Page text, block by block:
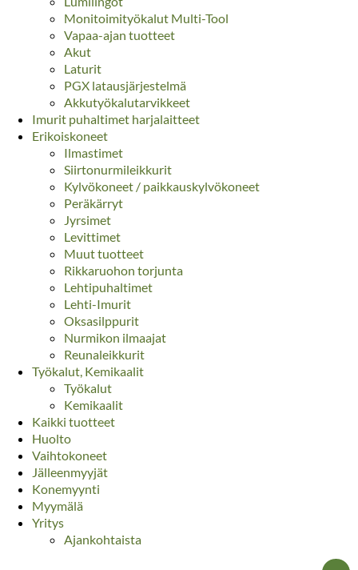
Monitoimityökalut Multi-Tool
Vapaa-ajan tuotteet
Akut
Laturit
PGX latausjärjestelmä
Akkutyökalutarvikkeet
Imurit puhaltimet harjalaitteet
Erikoiskoneet
Ilmastimet
Siirtonurmileikkurit
Kylvökoneet / paikkauskylvökoneet
Peräkärryt
Jyrsimet
Levittimet
Muut tuotteet
Rikkaruohon torjunta
Lehtipuhaltimet
Lehti-Imurit
Oksasilppurit
Nurmikon ilmaajat
Reunaleikkurit
Työkalut, Kemikaalit
Työkalut
Kemikaalit
Kaikki tuotteet
Huolto
Vaihtokoneet
Jälleenmyyjät
Konemyynti
Myymälä
Yritys
Ajankohtaista